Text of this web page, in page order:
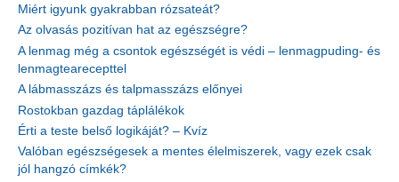
Miért igyunk gyakrabban rózsateát?
Az olvasás pozitívan hat az egészségre?
A lenmag még a csontok egészségét is védi – lenmagpuding- és
lenmagtearecepttel
A lábmasszázs és talpmasszázs előnyei
Rostokban gazdag táplálékok
Érti a teste belső logikáját? – Kvíz
Valóban egészségesek a mentes élelmiszerek, vagy ezek csak
jól hangzó címkék?